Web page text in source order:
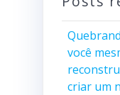
você
criar um